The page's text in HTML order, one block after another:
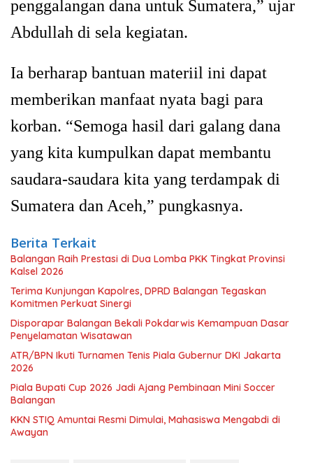
penggalangan dana untuk Sumatera,” ujar
Abdullah di sela kegiatan.
Ia berharap bantuan materiil ini dapat
memberikan manfaat nyata bagi para
korban. “Semoga hasil dari galang dana
yang kita kumpulkan dapat membantu
saudara-saudara kita yang terdampak di
Sumatera dan Aceh,” pungkasnya.
Berita Terkait
Balangan Raih Prestasi di Dua Lomba PKK Tingkat Provinsi
Kalsel 2026
Terima Kunjungan Kapolres, DPRD Balangan Tegaskan
Komitmen Perkuat Sinergi
Disporapar Balangan Bekali Pokdarwis Kemampuan Dasar
Penyelamatan Wisatawan
ATR/BPN Ikuti Turnamen Tenis Piala Gubernur DKI Jakarta
2026
Piala Bupati Cup 2026 Jadi Ajang Pembinaan Mini Soccer
Balangan
KKN STIQ Amuntai Resmi Dimulai, Mahasiswa Mengabdi di
Awayan